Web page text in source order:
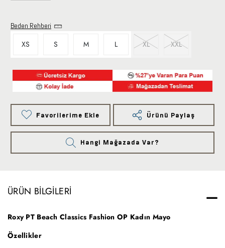
Beden Rehberi
XS S M L XL XXL
Favorilerime Ekle Ürünü Paylaş
Hangi Mağazada Var?
ÜRÜN BILGILERI
Roxy PT Beach Classics Fashion OP Kadın Mayo
Özellikler